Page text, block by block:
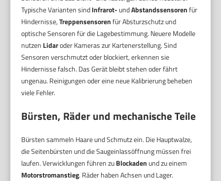
Typische Varianten sindInfrarot- undAbstandssensorenfür
Hindernisse,Treppensensorenfür Absturzschutz und
optische Sensoren für die Lagebestimmung. Neuere Modelle
nutzen Lidaroder Kameras zur Kartenerstellung. Sind
Sensoren verschmutzt oder blockiert, erkennen sie
Hindernisse falsch. Das Gerät bleibt stehen oder fährt
ungenau. Reinigungen oder eine neue Kalibrierung beheben
viele Fehler.
Bürsten, Räder und mechanische Teile
Bürsten sammeln Haare und Schmutz ein. Die Hauptwalze,
die Seitenbürsten und die Saugeinlassöffnung müssen frei
laufen. Verwicklungen führen zuBlockaden und zu einem
Motorstromanstieg. Räder haben Achsen und Lager.